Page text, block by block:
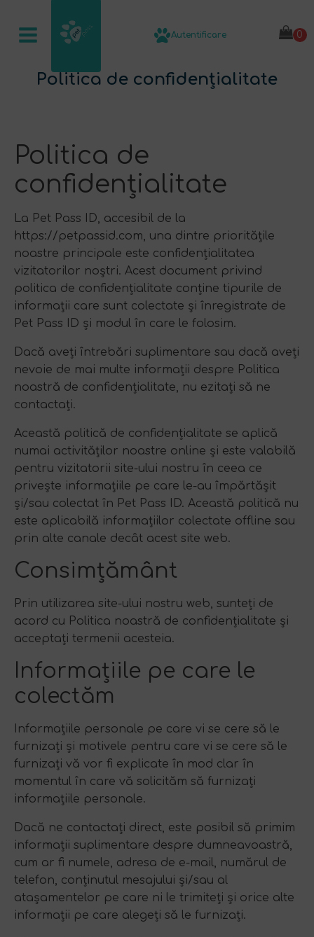
Autentificare
Politica de confidențialitate
Politica de
confidențialitate
La Pet Pass ID, accesibil de la
https://petpassid.com, una dintre prioritățile
noastre principale este confidențialitatea
vizitatorilor noștri. Acest document privind
politica de confidențialitate conține tipurile de
informații care sunt colectate și înregistrate de
Pet Pass ID și modul în care le folosim.
Dacă aveți întrebări suplimentare sau dacă aveți
nevoie de mai multe informații despre Politica
noastră de confidențialitate, nu ezitați să ne
contactați.
Această politică de confidențialitate se aplică
numai activităților noastre online și este valabilă
pentru vizitatorii site-ului nostru în ceea ce
privește informațiile pe care le-au împărtășit
și/sau colectat în Pet Pass ID. Această politică nu
este aplicabilă informațiilor colectate offline sau
prin alte canale decât acest site web.
Consimțământ
Prin utilizarea site-ului nostru web, sunteți de
acord cu Politica noastră de confidențialitate și
acceptați termenii acesteia.
Informațiile pe care le
colectăm
Informațiile personale pe care vi se cere să le
furnizați și motivele pentru care vi se cere să le
furnizați vă vor fi explicate în mod clar în
momentul în care vă solicităm să furnizați
informațiile personale.
Dacă ne contactați direct, este posibil să primim
informații suplimentare despre dumneavoastră,
cum ar fi numele, adresa de e-mail, numărul de
telefon, conținutul mesajului și/sau al
atașamentelor pe care ni le trimiteți și orice alte
informații pe care alegeți să le furnizați.